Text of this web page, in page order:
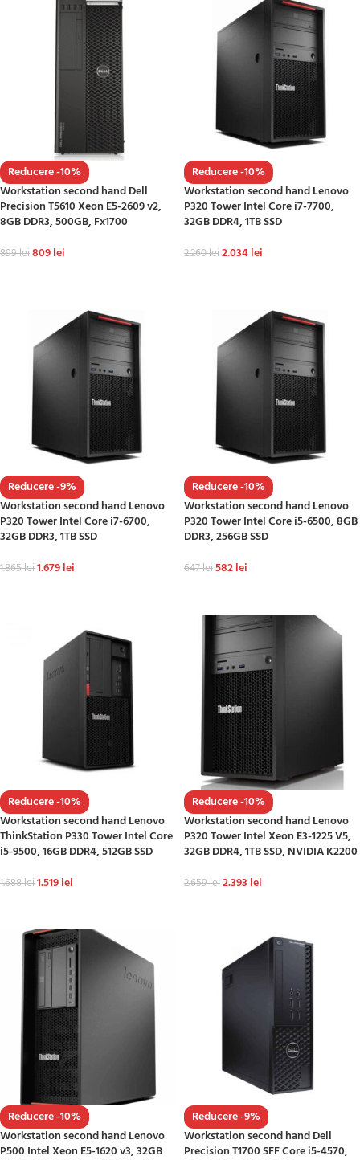
Reducere -10%
Workstation second hand Dell
Precision T5610 Xeon E5-2609 v2,
8GB DDR3, 500GB, Fx1700
899lei809lei
Reducere -10%
Workstation second hand Lenovo
P320 Tower Intel Core i7-7700,
32GB DDR4, 1TB SSD
2.260lei2.034lei
Reducere -9%
Workstation second hand Lenovo
P320 Tower Intel Core i7-6700,
32GB DDR3, 1TB SSD
1.865lei1.679lei
Reducere -10%
Workstation second hand Lenovo
P320 Tower Intel Core i5-6500, 8GB
DDR3, 256GB SSD
647lei582lei
Reducere -10%
Workstation second hand Lenovo
ThinkStation P330 Tower Intel Core
i5-9500, 16GB DDR4, 512GB SSD
1.688lei1.519lei
Reducere -10%
Workstation second hand Lenovo
P320 Tower Intel Xeon E3-1225 V5,
32GB DDR4, 1TB SSD, NVIDIA K2200
2.659lei2.393 lei
Reducere -10%
Workstation second hand Lenovo
P500 Intel Xeon E5-1620 v3, 32GB
Reducere -9%
Workstation second hand Dell
Precision T1700 SFF Core i5-4570,